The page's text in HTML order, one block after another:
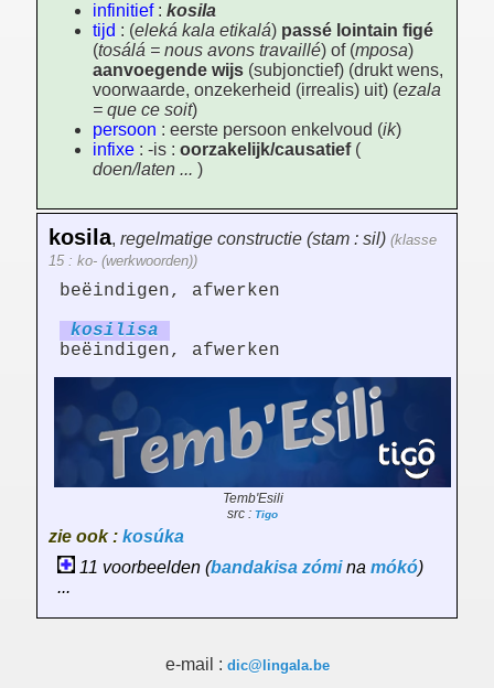
infinitief: kosila
tijd : (eleká kala etikalá) passé lointain figé
(tosálá = nous avons travaillé) of (mposa)
aanvoegende wijs (subjonctief) (drukt wens,
voorwaarde, onzekerheid (irrealis) uit) (ezala
= que ce soit)
persoon : eerste persoon enkelvoud (ik)
infixe : -is : oorzakelijk/causatief(
doen/laten ... )
kosila, regelmatige constructie (stam : sil) (klasse
15 : ko- (werkwoorden))
beëindigen, afwerken
kosilisa
beëindigen, afwerken
Temb'Esili
src : Tigo
zie ook : kosúka
11 voorbeelden (bandakisa zómina mókó)
...
e-mail : dic@lingala.be